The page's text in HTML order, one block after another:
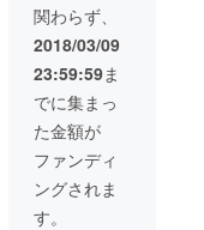
関わらず、
2018/03/09
23:59:59ま
でに集まっ
た金額が
ファンディ
ングされま
す。